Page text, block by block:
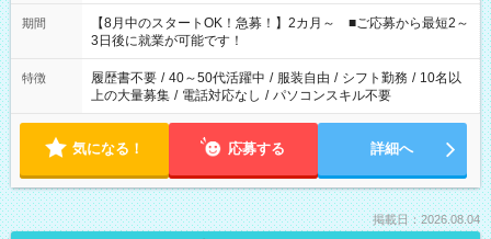
と休みを合わせたい」 「余裕を持って夕飯の準備がしたい」
「できれば残業はしたくない」 など、ご希望を教えてください
ね。 ※Wワーク希望の方へ 今ご覧のお仕事で希望する勤務時間
と、もう1つのお仕事の勤務時間。 合計で週40時間を超える場
合は応募できません。
期間
【8月中のスタートOK！急募！】2カ月～ ■ご応募から最短2～
3日後に就業が可能です！
特徴 履歴書不要 / 40～50代活躍中 / 服装自由 / シフト勤務 / 10名以
上の大量募集 / 電話対応なし / パソコンスキル不要
気になる！ 応募する 詳細へ
掲載日：2026.08.04